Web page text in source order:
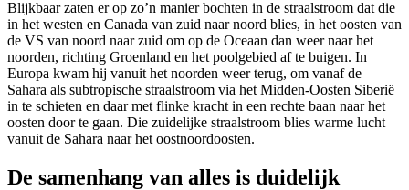
Blijkbaar zaten er op zo’n manier bochten in de straalstroom dat die
in het westen en Canada van zuid naar noord blies, in het oosten van
de VS van noord naar zuid om op de Oceaan dan weer naar het
noorden, richting Groenland en het poolgebied af te buigen. In
Europa kwam hij vanuit het noorden weer terug, om vanaf de
Sahara als subtropische straalstroom via het Midden-Oosten Siberië
in te schieten en daar met flinke kracht in een rechte baan naar het
oosten door te gaan. Die zuidelijke straalstroom blies warme lucht
vanuit de Sahara naar het oostnoordoosten.
De samenhang van alles is duidelijk